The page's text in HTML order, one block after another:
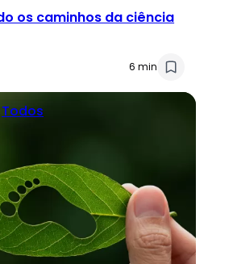
os caminhos da ciência
6 min
Todos